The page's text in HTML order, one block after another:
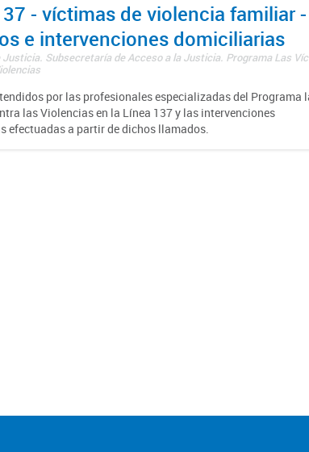
- víctimas de violencia familiar -
e intervenciones domiciliarias
Subsecretaría de Acceso a la Justicia. Programa Las
por las profesionales especializadas del Programa
las Violencias en la Línea 137 y las intervenciones
efectuadas a partir de dichos llamados.